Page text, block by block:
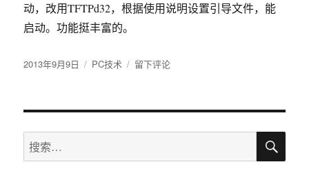
动，改用TFTPd32，根据使用说明设置引导文件，能
启动。功能挺丰富的。
发
2013年9月9日
分
PC技术
于
络
动
维
留下评论
搜
索：
搜